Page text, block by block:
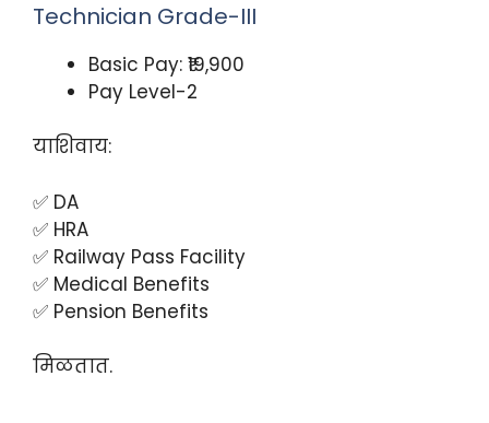
Technician Grade-III
Basic Pay: ₹19,900
Pay Level-2
याशिवाय:
✅ DA
✅ HRA
✅ Railway Pass Facility
✅ Medical Benefits
✅ Pension Benefits
मिळतात.